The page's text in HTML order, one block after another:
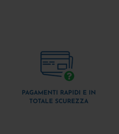
PAGAMENTI RAPIDI E IN
TOTALE SCUREZZA